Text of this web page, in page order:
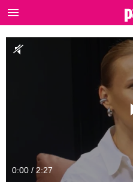
0:00 / 2:27